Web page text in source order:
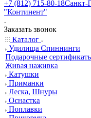
+7 (812) 715-80-18Санкт-
"Континент"
Заказать звонок
Каталог
Удилища Спиннинги
Подарочные
Живая наживка
Катушки
Приманки
Леска, Шнуры
Оснастка
Поплавки